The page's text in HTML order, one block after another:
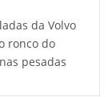
da Volvo
ronco do
pesadas